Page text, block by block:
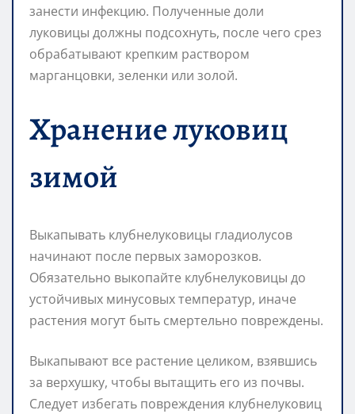
занести инфекцию. Полученные доли
луковицы должны подсохнуть, после чего срез
обрабатывают крепким раствором
марганцовки, зеленки или золой.
Хранение луковиц
зимой
Выкапывать клубнелуковицы гладиолусов
начинают после первых заморозков.
Обязательно выкопайте клубнелуковицы до
устойчивых минусовых температур, иначе
растения могут быть смертельно повреждены.
Выкапывают все растение целиком, взявшись
за верхушку, чтобы вытащить его из почвы.
Следует избегать повреждения клубнелуковиц